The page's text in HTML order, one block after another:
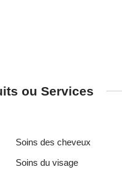
ou Services
Soins des cheveux
Soins du visage